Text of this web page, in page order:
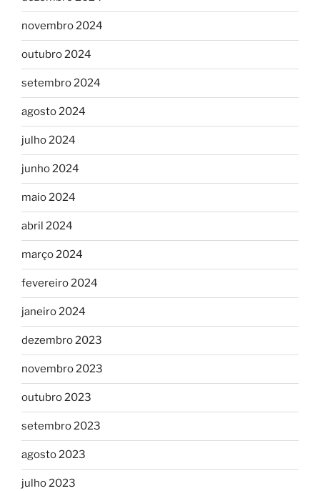
novembro 2024
outubro 2024
setembro 2024
agosto 2024
julho 2024
junho 2024
maio 2024
abril 2024
março 2024
fevereiro 2024
janeiro 2024
dezembro 2023
novembro 2023
outubro 2023
setembro 2023
agosto 2023
julho 2023